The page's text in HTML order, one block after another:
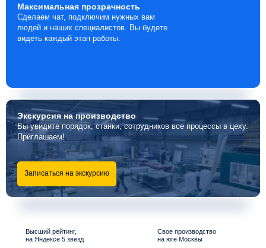
Высший рейтинг,
на Яндексе 5 звезд
Свое производство
на юге Москвы
Максимальная прозрачность
Сделаем чат, подключим нужных вам
людей и наших специалистов. Вы будете
видеть каждый этап работы.
Экскурсияна производство
Вы увидите порядок, станки, сотрудников все процессы в цеху.
Приглашаем!
Записаться на экскурсию